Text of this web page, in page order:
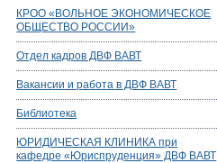
КРОО «ВОЛЬНОЕ ЭКОНОМИЧЕСКОЕ
ОБЩЕСТВО РОССИИ»
Отдел кадров ДВФ ВАВТ
Вакансии и работа в ДВФ ВАВТ
Библиотека
ЮРИДИЧЕСКАЯ КЛИНИКА при
кафедре «Юриспруденция» ДВФ ВАВТ